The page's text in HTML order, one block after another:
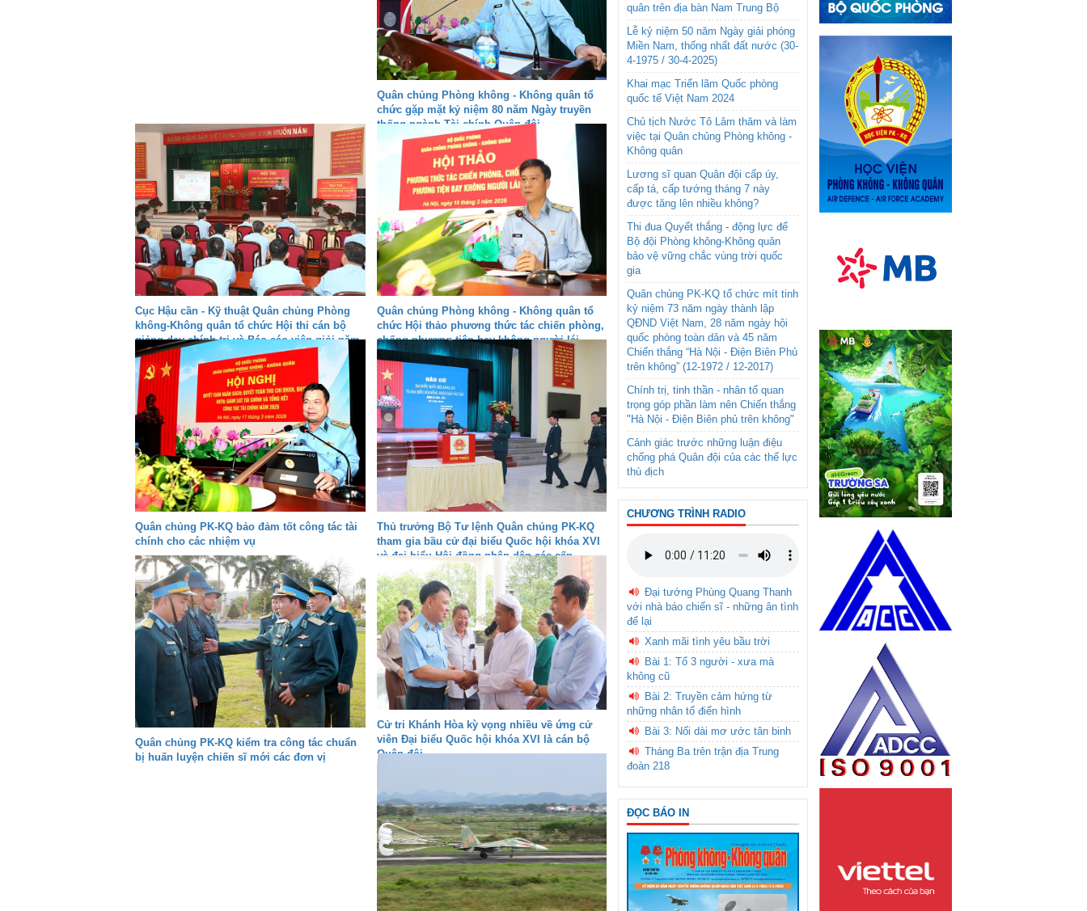
Quân chủng Phòng không - Không quân tổ
chức gặp mặt kỷ niệm 80 năm Ngày truyền
thống ngành Tài chính Quân đội
Cục Hậu cần - Kỹ thuật Quân chủng Phòng
không-Không quân tổ chức Hội thi cán bộ
giảng dạy chính trị và Báo cáo viên giỏi năm
2026
Quân chủng Phòng không - Không quân tổ
chức Hội thảo phương thức tác chiến phòng,
chống phương tiện bay không người lái
Quân chủng PK-KQ bảo đảm tốt công tác tài
chính cho các nhiệm vụ
Thủ trưởng Bộ Tư lệnh Quân chủng PK-KQ
tham gia bầu cử đại biểu Quốc hội khóa XVI
và đại biểu Hội đồng nhân dân các cấp
nhiệm kỳ 2026-2031
Quân chủng PK-KQ kiểm tra công tác chuẩn
bị huấn luyện chiến sĩ mới các đơn vị
Cử tri Khánh Hòa kỳ vọng nhiều về ứng cử
viên Đại biểu Quốc hội khóa XVI là cán bộ
Quân đội
quân trên địa bàn Nam Trung Bộ
Lễ kỷ niệm 50 năm Ngày giải phóng
Miền Nam, thống nhất đất nước (30-
4-1975 / 30-4-2025)
Khai mạc Triển lãm Quốc phòng
quốc tế Việt Nam 2024
Chủ tịch Nước Tô Lâm thăm và làm
việc tại Quân chủng Phòng không -
Không quân
Lương sĩ quan Quân đội cấp úy,
cấp tá, cấp tướng tháng 7 này
được tăng lên nhiều không?
Thi đua Quyết thắng - động lực để
Bộ đội Phòng không-Không quân
bảo vệ vững chắc vùng trời quốc
gia
Quân chủng PK-KQ tổ chức mít tinh
kỷ niệm 73 năm ngày thành lập
QĐND Việt Nam, 28 năm ngày hội
quốc phòng toàn dân và 45 năm
Chiến thắng “Hà Nội - Điện Biên Phủ
trên không” (12-1972 / 12-2017)
Chính trị, tinh thần - nhân tố quan
trọng góp phần làm nên Chiến thắng
"Hà Nội - Điện Biên phủ trên không"
Cảnh giác trước những luận điệu
chống phá Quân đội của các thế lực
thù địch
CHƯƠNG TRÌNH RADIO
Đại tướng Phùng Quang Thanh
với nhà báo chiến sĩ - những ân tình
để lại
Xanh mãi tình yêu bầu trời
Bài 1: Tổ 3 người - xưa mà
không cũ
Bài 2: Truyền cảm hứng từ
những nhân tố điển hình
Bài 3: Nối dài mơ ước tân binh
Tháng Ba trên trận địa Trung
đoàn 218
ĐỌC BÁO IN